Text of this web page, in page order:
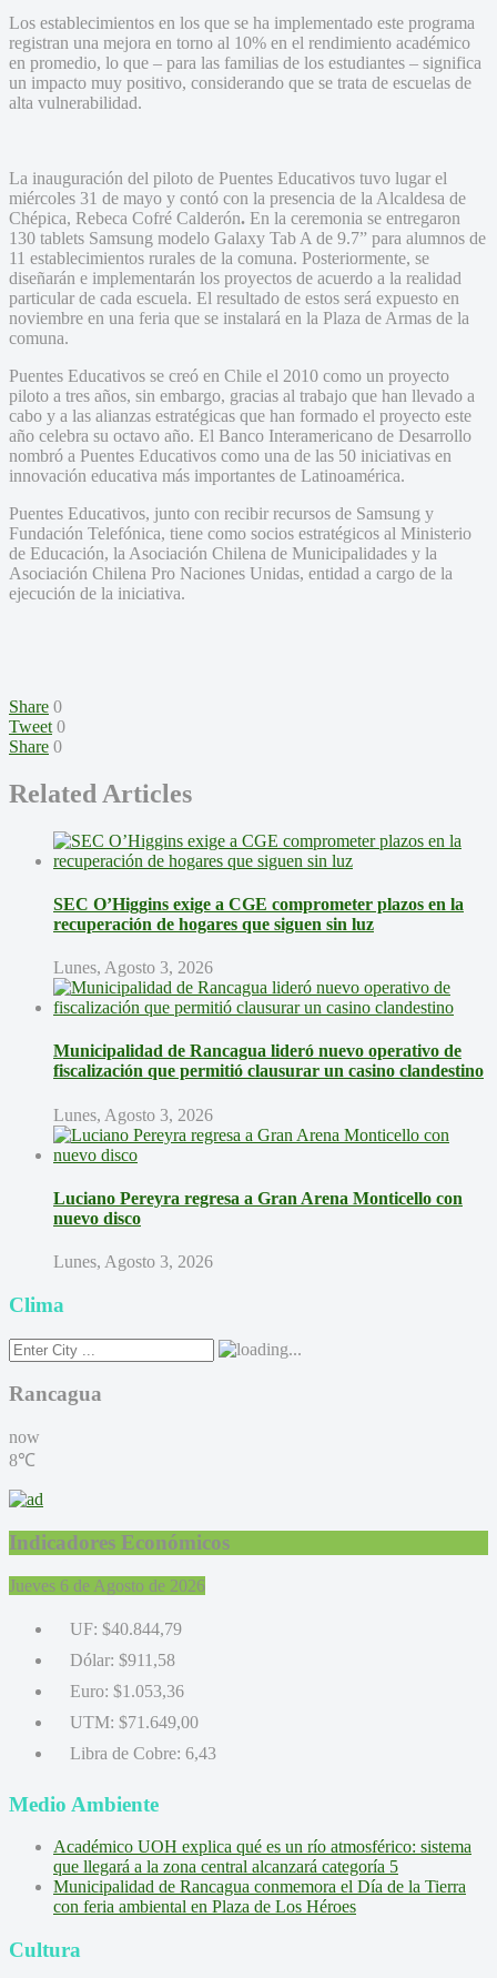
Los establecimientos en los que se ha implementado este programa
registran una mejora en torno al 10% en el rendimiento académico
en promedio, lo que – para las familias de los estudiantes – significa
un impacto muy positivo, considerando que se trata de escuelas de
alta vulnerabilidad.
La inauguración del piloto de Puentes Educativos tuvo lugar el
miércoles 31 de mayo y contó con la presencia de la Alcaldesa de
Chépica, Rebeca Cofré Calderón. En la ceremonia se entregaron
130 tablets Samsung modelo Galaxy Tab A de 9.7” para alumnos de
11 establecimientos rurales de la comuna. Posteriormente, se
diseñarán e implementarán los proyectos de acuerdo a la realidad
particular de cada escuela. El resultado de estos será expuesto en
noviembre en una feria que se instalará en la Plaza de Armas de la
comuna.
Puentes Educativos se creó en Chile el 2010 como un proyecto
piloto a tres años, sin embargo, gracias al trabajo que han llevado a
cabo y a las alianzas estratégicas que han formado el proyecto este
año celebra su octavo año. El Banco Interamericano de Desarrollo
nombró a Puentes Educativos como una de las 50 iniciativas en
innovación educativa más importantes de Latinoamérica.
Puentes Educativos, junto con recibir recursos de Samsung y
Fundación Telefónica, tiene como socios estratégicos al Ministerio
de Educación, la Asociación Chilena de Municipalidades y la
Asociación Chilena Pro Naciones Unidas, entidad a cargo de la
ejecución de la iniciativa.
Share 0
Tweet 0
Share 0
Related Articles
SEC O’Higgins exige a CGE comprometer plazos en la
recuperación de hogares que siguen sin luz
Lunes, Agosto 3, 2026
Municipalidad de Rancagua lideró nuevo operativo de
fiscalización que permitió clausurar un casino clandestino
Lunes, Agosto 3, 2026
Luciano Pereyra regresa a Gran Arena Monticello con
nuevo disco
Lunes, Agosto 3, 2026
Clima
Rancagua
now
8℃
Indicadores Económicos
Jueves 6 de Agosto de 2026
UF: $40.844,79
Dólar: $911,58
Euro: $1.053,36
UTM: $71.649,00
Libra de Cobre: 6,43
Medio Ambiente
Académico UOH explica qué es un río atmosférico: sistema
que llegará a la zona central alcanzará categoría 5
Municipalidad de Rancagua conmemora el Día de la Tierra
con feria ambiental en Plaza de Los Héroes
Cultura